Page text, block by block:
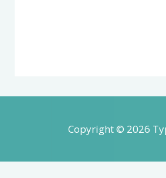
Copyright © 2026